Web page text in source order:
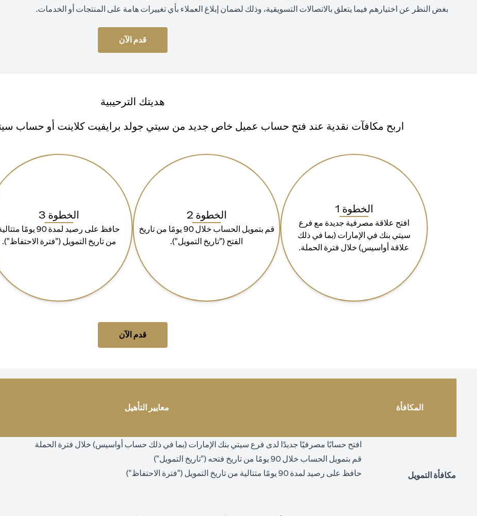
بغض النظر عن اختيارهم فيما يتعلق بالاتصالات التسويقية، وذلك لضمان إبلاغ العملاء بأي تغييرات هامة على المنتجات أو الخدمات.
قدم الآن
هديتك الترحيبية
اربح مكافآت نقدية عند فتح حساب عميل خاص جديد من سيتي جولد برايفيت كلاينت أو حساب سيتي
الخطوة 1
افتح علاقة مصرفية جديدة مع فرع
سيتي بنك في الإمارات (بما في ذلك
علاقة أواسيس) خلال فترة الحملة.
الخطوة 2
قم بتمويل الحساب خلال 90 يومًا من تاريخ
الفتح ("تاريخ التمويل").
الخطوة 3
حافظ على رصيد لمدة 90 يومًا
من تاريخ التمويل ("فترة الاحتفاظ").
قدم الآن
المكافأة معايير التأهيل
مكافأة التمويل
افتح حسابًا مصرفيًا جديدًا لدى فرع سيتي بنك الإمارات (بما في ذلك حساب أواسيس) خلال فترة الحملة
قم بتمويل الحساب خلال 90 يومًا من تاريخ فتحه ("تاريخ التمويل")
حافظ على رصيد لمدة 90 يومًا متتالية من تاريخ التمويل ("فترة الاحتفاظ")